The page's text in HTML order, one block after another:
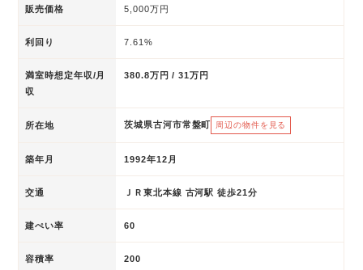
販売価格 5,000万円
利回り 7.61%
満室時想定年収/月
収
380.8万円 / 31万円
所在地 茨城県古河市常盤町 周辺の物件を見る
築年月 1992年12月
交通 ＪＲ東北本線 古河駅 徒歩21分
建ぺい率 60
容積率 200